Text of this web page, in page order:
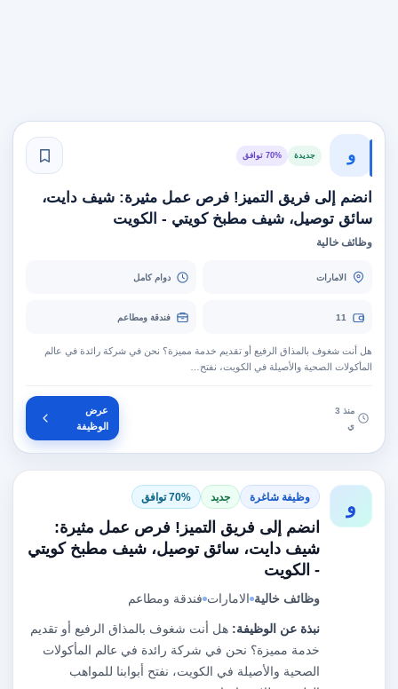
و جديدة 70% توافق
انضم إلى فريق التميز! فرص عمل مثيرة: شيف دايت،
سائق توصيل، شيف مطبخ كويتي - الكويت
وظائف خالية
الامارات دوام كامل
11 فندقة ومطاعم
هل أنت شغوف بالمذاق الرفيع أو تقديم خدمة مميزة؟ نحن في شركة رائدة في عالم
المأكولات الصحية والأصيلة في الكويت، نفتح…
منذ 3
ي
عرض
الوظيفة
و وظيفة شاغرة جديد 70% توافق
انضم إلى فريق التميز! فرص عمل مثيرة:
شيف دايت، سائق توصيل، شيف مطبخ كويتي
- الكويت
وظائف خالية الامارات فندقة ومطاعم
نبذة عن الوظيفة: هل أنت شغوف بالمذاق الرفيع أو تقديم
خدمة مميزة؟ نحن في شركة رائدة في عالم المأكولات
الصحية والأصيلة في الكويت، نفتح أبوابنا للمواهب